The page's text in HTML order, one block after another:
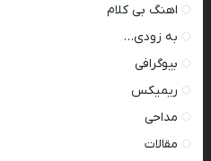
اهنگ بی کلام
به زودی…
بیوگرافی
ریمیکس
مداحی
مقالات